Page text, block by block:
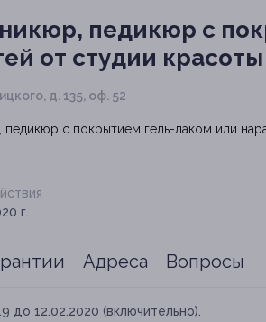
педикюр с
от студии красоты
д. 135, оф. 52
г.
Адреса Вопросы
до 12.02.2020 (включительно).